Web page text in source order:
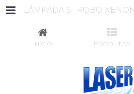
LÂMPADA STROBO
INÍCIO PRODUTOS